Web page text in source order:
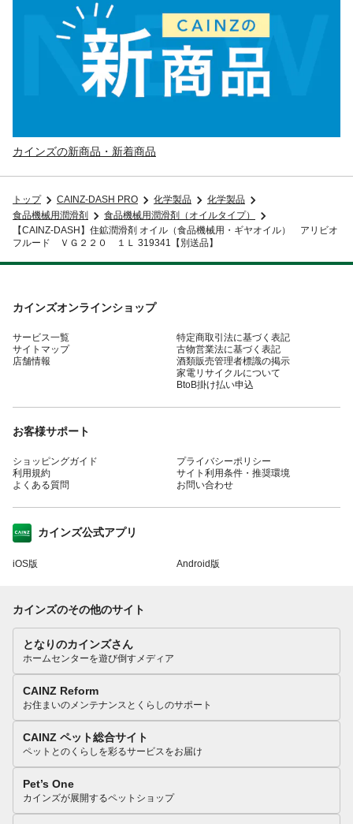
カインズの新商品・新着商品
トップ CAINZ-DASH PRO 化学製品
化学製品
食品機械用潤滑剤
食品機械用潤滑剤（オイルタイプ）
【CAINZ-DASH】住鉱潤滑剤 オイル（食品機械用・ギヤオイル） アリビオ
フルード ＶＧ２２０ １Ｌ 319341【別送品】
カインズオンラインショップ
サービス一覧
サイトマップ
店舗情報
特定商取引法に基づく表記
古物営業法に基づく表記
酒類販売管理者標識の掲示
家電リサイクルについて
BtoB掛け払い申込
お客様サポート
ショッピングガイド
利用規約
よくある質問
プライバシーポリシー
サイト利用条件・推奨環境
お問い合わせ
カインズ公式アプリ
iOS版 Android版
カインズのその他のサイト
となりのカインズさん
ホームセンターを遊び倒すメディア
CAINZ Reform
お住まいのメンテナンスとくらしのサポート
CAINZ ペット総合サイト
ペットとのくらしを彩るサービスをお届け
Pet’s One
カインズが展開するペットショップ